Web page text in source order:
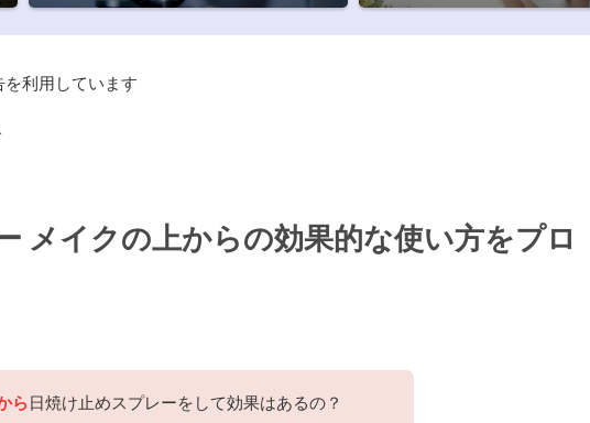
利用しています
メイクの上からの効果的な使い方をプロ
ら日焼け止めスプレーをして効果はあるの？